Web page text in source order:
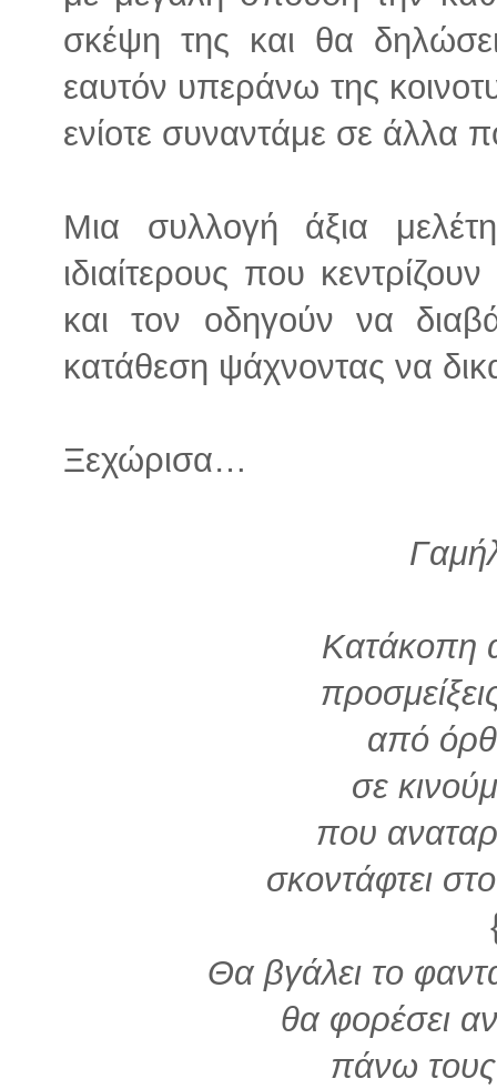
σκέψη της και θα
εαυτόν υπεράνω της
ενίοτε συναντάμε σε άλλα
Μια συλλογή άξια
ιδιαίτερους που
και τον οδηγούν να
κατάθεση ψάχνοντας να
Ξεχώρισα…
Κατάκοπη
από
σε
που
σκοντάφτει
Θα βγάλει το
θα φορέσει
πάνω